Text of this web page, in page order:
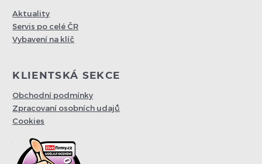
Aktuality
Servis po celé ČR
Vybavení na klíč
KLIENTSKÁ SEKCE
Obchodní podmínky
Zpracovaní osobních udajů
Cookies